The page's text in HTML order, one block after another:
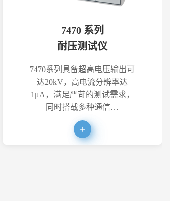
7470 系列
耐压测试仪
7470系列具备超高电压输出可
达20kV，高电流分辨率达
1μA，满足严苛的测试需求，
同时搭载多种通信…